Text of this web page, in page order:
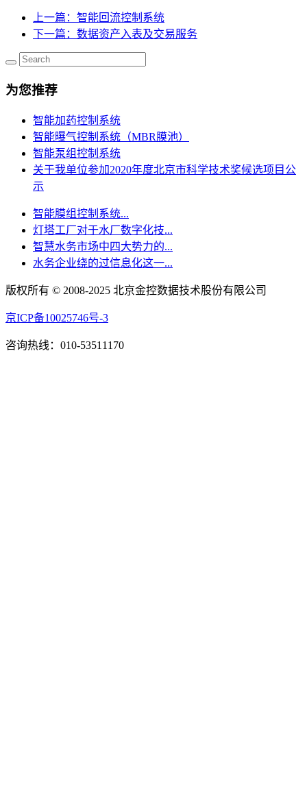
上一篇 ：智能回流控制系统
下一篇 ：数据资产入表及交易服务
为您推荐
智能加药控制系统
智能曝气控制系统（MBR膜池）
智能泵组控制系统
关于我单位参加2020年度北京市科学技术奖候选项目公
示
智能膜组控制系统...
灯塔工厂对于水厂数字化技...
智慧水务市场中四大势力的...
水务企业绕的过信息化这一...
版权所有 © 2008-2025 北京金控数据技术股份有限公司
京ICP备10025746号-3
咨询热线：010-53511170